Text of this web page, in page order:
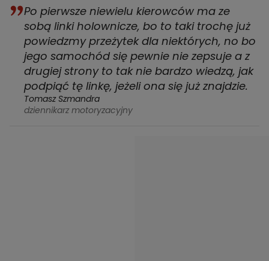
Po pierwsze niewielu kierowców ma ze
sobą linki holownicze, bo to taki trochę już
powiedzmy przeżytek dla niektórych, no bo
jego samochód się pewnie nie zepsuje a z
drugiej strony to tak nie bardzo wiedzą, jak
podpiąć tę linkę, jeżeli ona się już znajdzie.
Tomasz Szmandra
dziennikarz motoryzacyjny